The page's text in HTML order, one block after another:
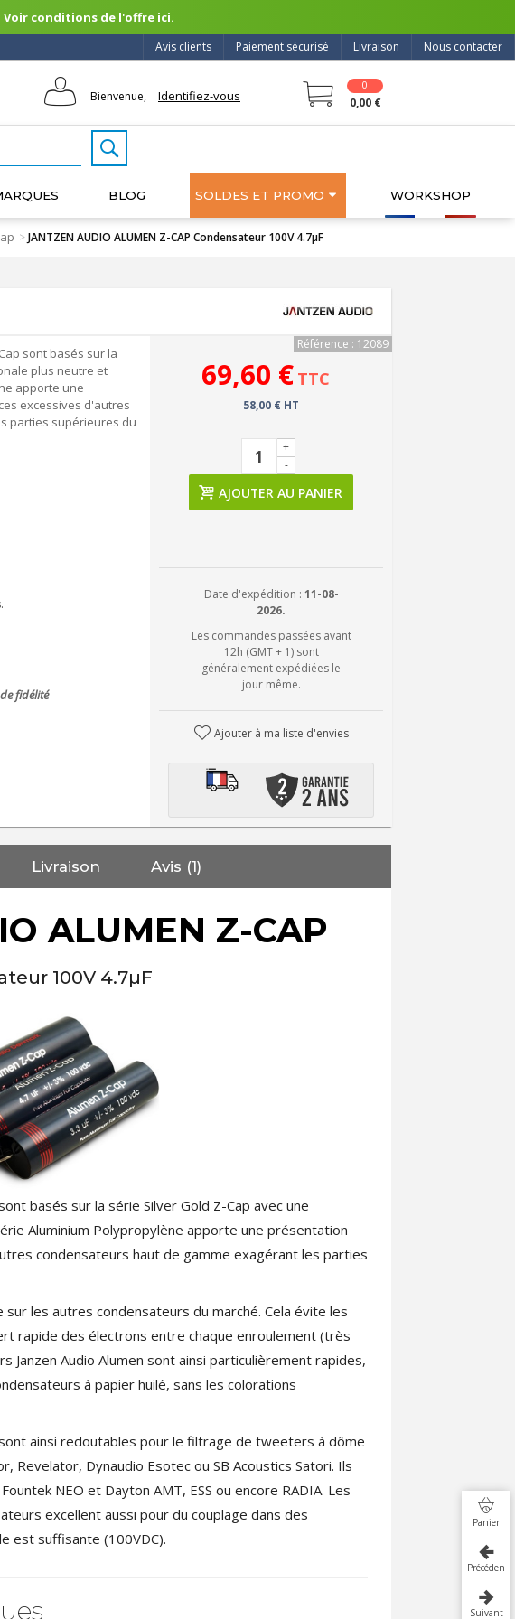
Voir conditions de l'offre ici.
Nous contacter
Livraison
Paiement sécurisé
Avis clients
Bienvenue, Identifiez-vous
0
0,00 €
BLOG SOLDES ET PROMO WORKSHOP
>JANTZEN AUDIO ALUMEN Z-CAP Condensateur 100V 4.7µF
sont basés sur la
plus neutre et
apporte une
excessives d'autres
parties supérieures du
fidélité
Référence : 12089
69,60 € TTC
58,00 € HT
-
+
AJOUTER AU PANIER
Date d'expédition : 11-08-
2026.
Les commandes passées avant
12h (GMT + 1) sont
généralement expédiées le
jour même.
Ajouter à ma liste d'envies
Livraison Avis (1)
ALUMEN Z-CAP
100V 4.7µF
basés sur la série Silver Gold Z-Cap avec une
Aluminium Polypropylène apporte une présentation
condensateurs haut de gamme exagérant les parties
les autres condensateurs du marché. Cela évite les
rapide des électrons entre chaque enroulement (très
Janzen Audio Alumen sont ainsi particulièrement rapides,
à papier huilé, sans les colorations
ainsi redoutables pour le filtrage de tweeters à dôme
Revelator, Dynaudio Esotec ou SB Acoustics Satori. Ils
NEO et Dayton AMT, ESS ou encore RADIA. Les
excellent aussi pour du couplage dans des
est suffisante (100VDC).
Panier
Précédent
Suivant